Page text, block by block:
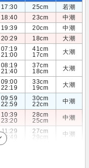
17:30 25cm
若潮
18:40 23cm
中潮
19:39 20cm
中潮
20:29 18cm
大潮
07:19
21:00
41cm
17cm
大潮
08:19
21:40
37cm
18cm
大潮
09:00
22:19
33cm
19cm
大潮
09:59
22:59
30cm
22cm
中潮
10:39
23:20
28cm
25cm
中潮
11:29
23:49
27cm
29cm
中潮